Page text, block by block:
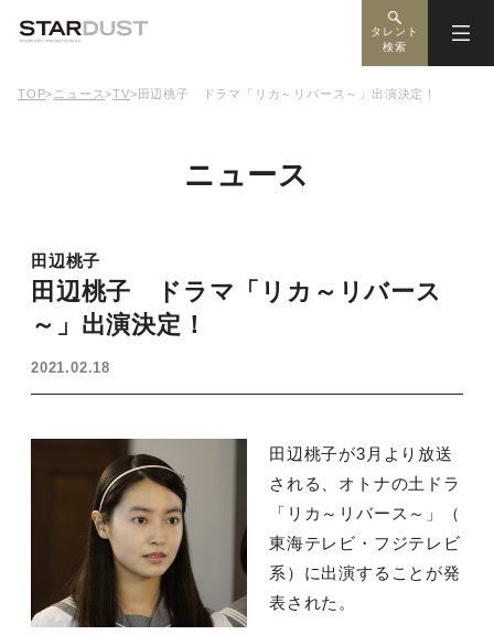
タレント
検索
TOP> ニュース>TV>田辺桃子 ドラマ「リカ～リバース～」出演決定！
ニュース
田辺桃子
田辺桃子 ドラマ「リカ～リバース
～」出演決定！
2021.02.18
田辺桃子が3月より放送
される、オトナの土ドラ
「リカ～リバース～」（
東海テレビ・フジテレビ
系）に出演することが発
表された。